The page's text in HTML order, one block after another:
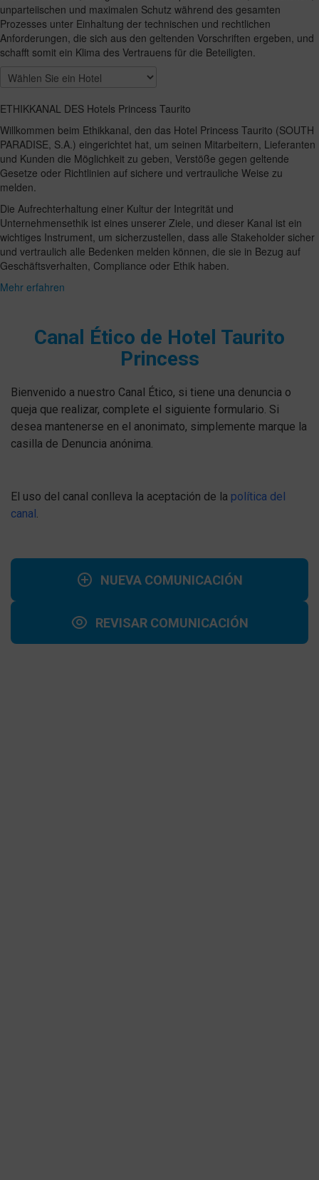
unparteiischen und maximalen Schutz während des gesamten
Prozesses unter Einhaltung der technischen und rechtlichen
Anforderungen, die sich aus den geltenden Vorschriften ergeben, und
schafft somit ein Klima des Vertrauens für die Beteiligten.
ETHIKKANAL DES Hotels Princess Taurito
Willkommen beim Ethikkanal, den das Hotel Princess Taurito (SOUTH
PARADISE, S.A.) eingerichtet hat, um seinen Mitarbeitern, Lieferanten
und Kunden die Möglichkeit zu geben, Verstöße gegen geltende
Gesetze oder Richtlinien auf sichere und vertrauliche Weise zu
melden.
Die Aufrechterhaltung einer Kultur der Integrität und
Unternehmensethik ist eines unserer Ziele, und dieser Kanal ist ein
wichtiges Instrument, um sicherzustellen, dass alle Stakeholder sicher
und vertraulich alle Bedenken melden können, die sie in Bezug auf
Geschäftsverhalten, Compliance oder Ethik haben.
Mehr erfahren